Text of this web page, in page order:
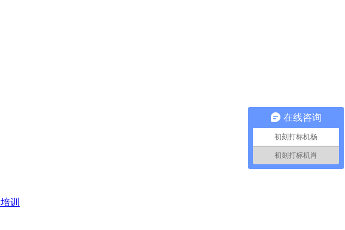
训
在线咨询
初刻打标机杨
初刻打标机肖